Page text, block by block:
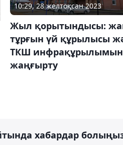
10:29, 28 желтоқсан 2023
Жыл қорытындысы:
тұрғын үй құрылысы
ТКШ инфрақұрылымын
жаңғырту
хабардар